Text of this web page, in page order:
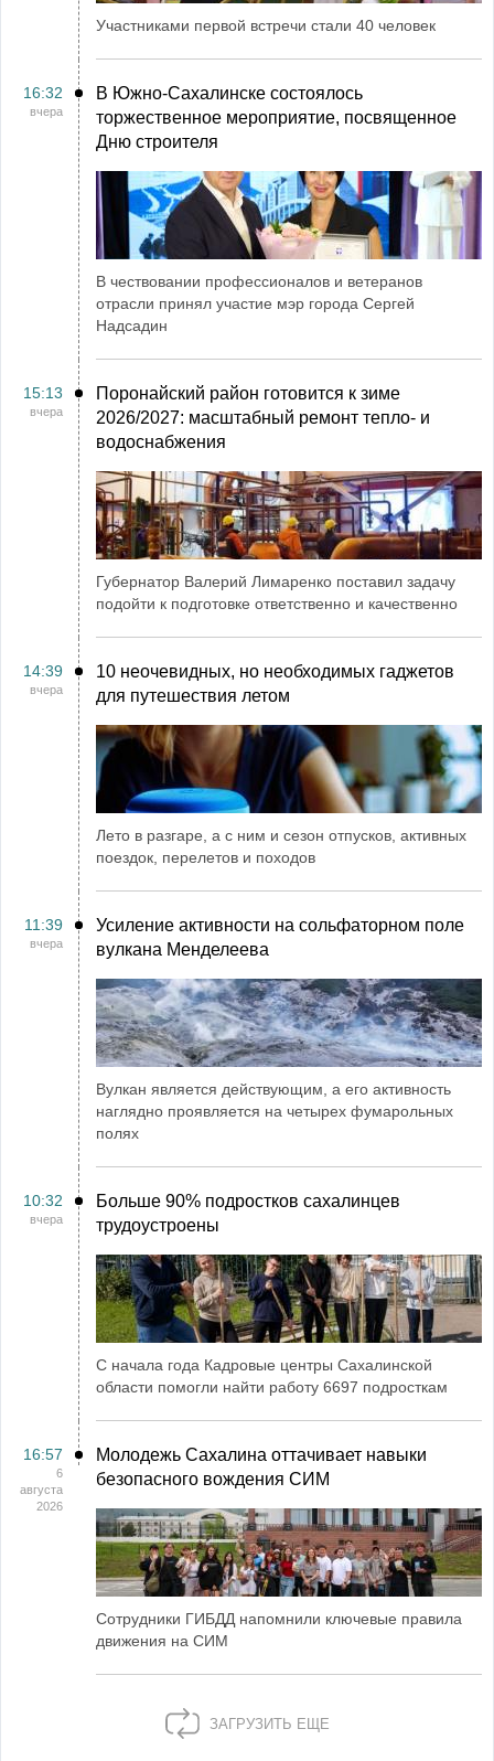
Участниками первой встречи стали 40 человек
16:32
вчера
В Южно-Сахалинске состоялось
торжественное мероприятие, посвященное
Дню строителя
В чествовании профессионалов и ветеранов
отрасли принял участие мэр города Сергей
Надсадин
15:13
вчера
Поронайский район готовится к зиме
2026/2027: масштабный ремонт тепло- и
водоснабжения
Губернатор Валерий Лимаренко поставил задачу
подойти к подготовке ответственно и качественно
14:39
вчера
10 неочевидных, но необходимых гаджетов
для путешествия летом
Лето в разгаре, а с ним и сезон отпусков, активных
поездок, перелетов и походов
11:39
вчера
Усиление активности на сольфаторном поле
вулкана Менделеева
Вулкан является действующим, а его активность
наглядно проявляется на четырех фумарольных
полях
10:32
вчера
Больше 90% подростков сахалинцев
трудоустроены
С начала года Кадровые центры Сахалинской
области помогли найти работу 6697 подросткам
16:57
6
августа
2026
Молодежь Сахалина оттачивает навыки
безопасного вождения СИМ
Сотрудники ГИБДД напомнили ключевые правила
движения на СИМ
ЗАГРУЗИТЬ ЕЩЕ